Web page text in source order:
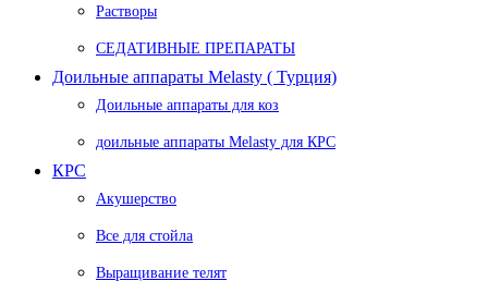
Растворы
СЕДАТИВНЫЕ ПРЕПАРАТЫ
Доильные аппараты Melasty ( Турция)
Доильные аппараты для коз
доильные аппараты Melasty для КРС
КРС
Акушерство
Все для стойла
Выращивание телят